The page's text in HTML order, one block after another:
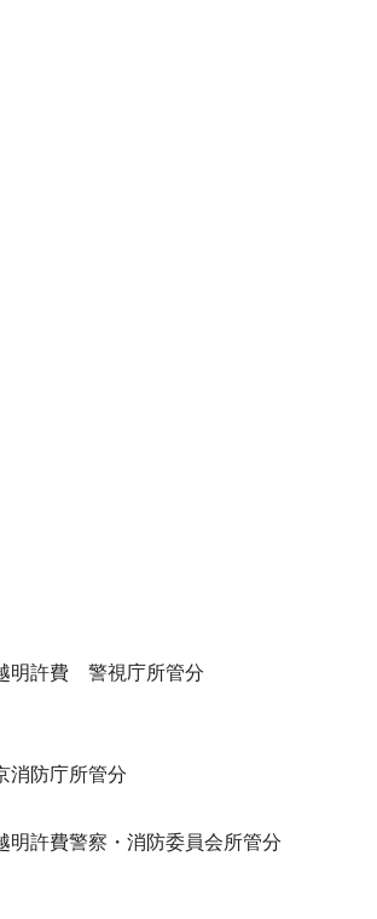
明許費 警視庁所管分
防庁所管分
許費警察・消防委員会所管分